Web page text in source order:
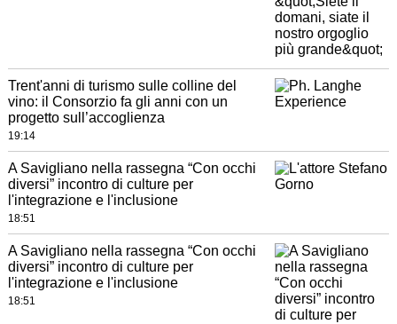
Trent'anni di turismo sulle colline del
vino: il Consorzio fa gli anni con un
progetto sull’accoglienza
19:14
A Savigliano nella rassegna “Con occhi
diversi” incontro di culture per
l'integrazione e l'inclusione
18:51
A Savigliano nella rassegna “Con occhi
diversi” incontro di culture per
l'integrazione e l'inclusione
18:51